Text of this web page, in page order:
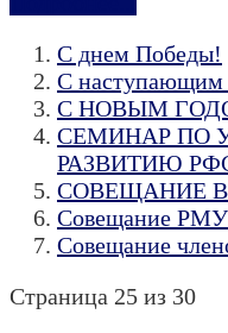
С днем Победы!
С наступающим
С НОВЫМ
СЕМИНАР ПО
РАЗВИТИЮ
СОВЕЩАНИЕ
Совещание
Совещание
Страница 25 из 30